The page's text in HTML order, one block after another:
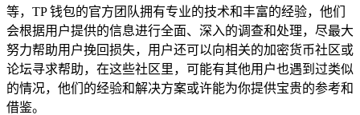
等，TP 钱包的官方团队拥有专业的技术和丰富的经验，他们
会根据用户提供的信息进行全面、深入的调查和处理，尽最大
努力帮助用户挽回损失，用户还可以向相关的加密货币社区或
论坛寻求帮助，在这些社区里，可能有其他用户也遇到过类似
的情况，他们的经验和解决方案或许能为你提供宝贵的参考和
借鉴。